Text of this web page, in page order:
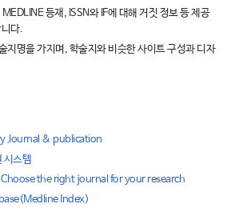
등재, ISSN와 IF에 대해 거짓 정보 등 제공
다.
지명을 가지며, 학술지와 비슷한 사이트 구성과 디자
Journal & publication
시스템
the right journal for your research
Index)